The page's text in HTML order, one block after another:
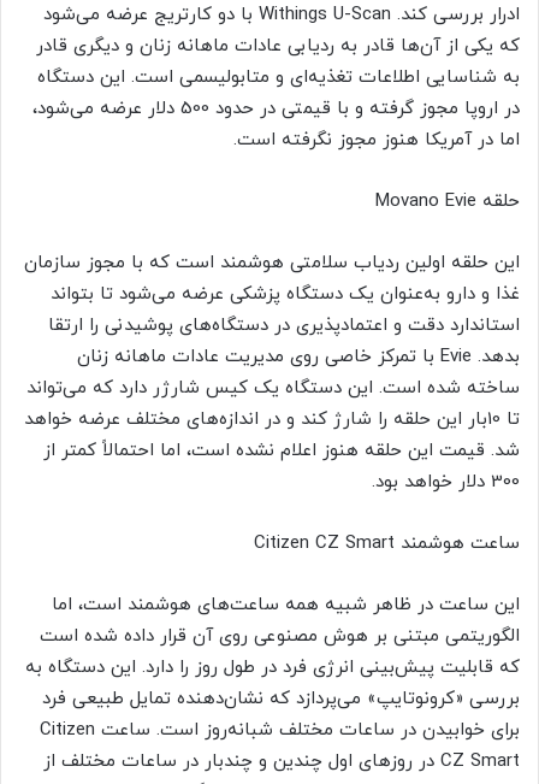
ادرار بررسی کند. Withings U-Scan با دو کارتریج عرضه می‌شود
که یکی از آن‌ها قادر به ردیابی عادات ماهانه زنان و دیگری قادر
به شناسایی اطلاعات تغذیه‌ای و متابولیسمی است. این دستگاه
در اروپا مجوز گرفته و با قیمتی در حدود 500 دلار عرضه می‌شود،
اما در آمریکا هنوز مجوز نگرفته است.
حلقه Movano Evie
این حلقه اولین ردیاب سلامتی هوشمند است که با مجوز سازمان
غذا و دارو به‌عنوان یک دستگاه پزشکی عرضه می‌شود تا بتواند
استاندارد دقت و اعتمادپذیری در دستگاه‌های پوشیدنی را ارتقا
بدهد. Evie با تمرکز خاصی روی مدیریت عادات ماهانه زنان
ساخته شده است. این دستگاه یک کیس شارژر دارد که می‌تواند
تا 10‌بار این حلقه را شارژ کند و در اندازه‌های مختلف عرضه خواهد
شد. قیمت این حلقه هنوز اعلام نشده است، اما احتمالاً کمتر از
300 دلار خواهد بود.
ساعت هوشمند Citizen CZ Smart
این ساعت در ظاهر شبیه همه ساعت‌های هوشمند است، اما
الگوریتمی مبتنی بر هوش مصنوعی روی آن قرار داده شده است
که قابلیت پیش‌بینی انرژی فرد در طول روز را دارد. این دستگاه به
بررسی «کرونوتایپ» می‌پردازد که نشان‌دهنده تمایل طبیعی فرد
برای خوابیدن در ساعات مختلف شبانه‌روز است. ساعت Citizen
CZ Smart در روزهای اول چندین و چندبار در ساعات مختلف از